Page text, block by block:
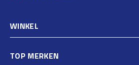
WINKEL
TOP MERKEN